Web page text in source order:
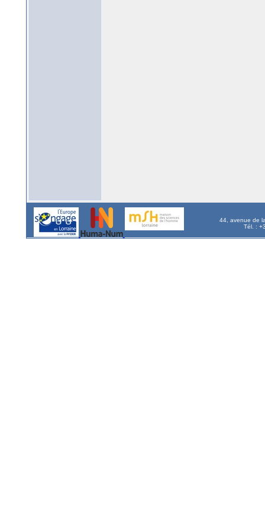
44, avenue de
Tél. :